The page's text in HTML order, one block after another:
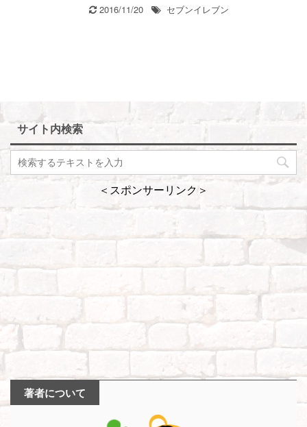
2016/11/20 セブンイレブン
サイト内検索
＜スポンサーリンク＞
著者について